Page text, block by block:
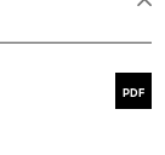
PDF